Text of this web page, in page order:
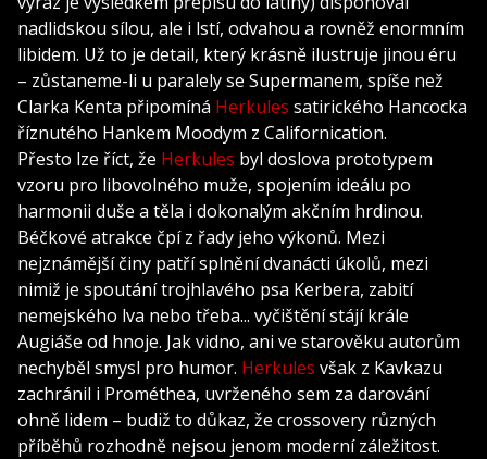
nadlidskou sílou, ale i lstí, odvahou a rovněž enormním
libidem. Už to je detail, který krásně ilustruje jinou éru
– zůstaneme-li u paralely se Supermanem, spíše než
Clarka Kenta připomíná Herkules satirického Hancocka
říznutého Hankem Moodym z Californication.
Přesto lze říct, že Herkules byl doslova prototypem
vzoru pro libovolného muže, spojením ideálu po
harmonii duše a těla i dokonalým akčním hrdinou.
Béčkové atrakce čpí z řady jeho výkonů. Mezi
nejznámější činy patří splnění dvanácti úkolů, mezi
nimiž je spoutání trojhlavého psa Kerbera, zabití
nemejského lva nebo třeba... vyčištění stájí krále
Augiáše od hnoje. Jak vidno, ani ve starověku autorům
nechyběl smysl pro humor. Herkules však z Kavkazu
zachránil i Prométhea, uvrženého sem za darování
ohně lidem – budiž to důkaz, že crossovery různých
příběhů rozhodně nejsou jenom moderní záležitost.